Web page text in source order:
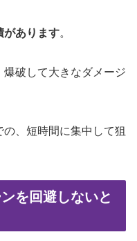
があります。
破して大きなダメージ
、短時間に集中して狙
を回避しないと